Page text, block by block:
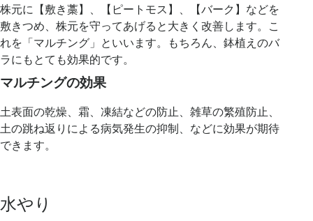
株元に【敷き藁】、【ピートモス】、【バーク】などを
敷きつめ、株元を守ってあげると大きく改善します。こ
れを「マルチング」といいます。もちろん、鉢植えのバ
ラにもとても効果的です。
マルチングの効果
土表面の乾燥、霜、凍結などの防止、雑草の繁殖防止、
土の跳ね返りによる病気発生の抑制、などに効果が期待
できます。
水やり